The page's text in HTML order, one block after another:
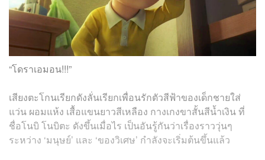
“โดราเอมอน!!!”
เสียงตะโกนเรียกดังลั่นเรียกเพื่อนรักตัวสีฟ้าของเด็กชายใส่
แว่น ผอมแห้ง เสื้อแขนยาวสีเหลือง กางเกงขาสั้นสีน้ำเงิน ที่
ชื่อโนบิ โนบิตะ ดังขึ้นเมื่อไร เป็นอันรู้กันว่าเรื่องราววุ่นๆ
ระหว่าง ‘มนุษย์’ และ ‘ของวิเศษ’ กำลังจะเริ่มต้นขึ้นแล้ว